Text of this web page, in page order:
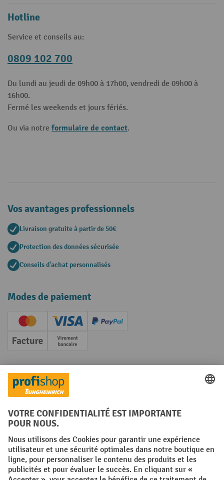
Hotline
Service et conseils au:
0809 102 700
Du lundi au jeudi de 09h00 à 17h00, vendredi de 09h00 à
16h00.
Fermé les weekends et jours fériés.
Ou via notre formulaire de contact.
Vos avantages professionnels
Livraison gratuite à partir de 50€
Protection des données sécurisée
Conseils d'achat personnalisés
Modes de paiement
Creditcard (Master)Creditcard (Visa)
PayPal
Facture Paiement anticipé
Réseaux sociaux
Facebook
YouTube
LinkedInInstagram
Conditions générales Mentions légales
Protection des Données Politique de cookies